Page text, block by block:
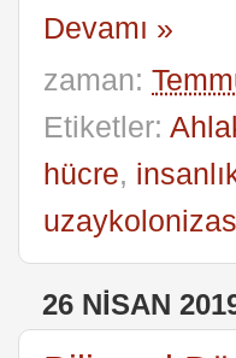
Devamı »
zaman:
Etiketler:
hücre,
26 NISAN